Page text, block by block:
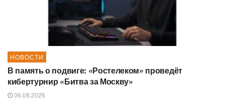
НОВОСТИ
В память о подвиге: «Ростелеком» проведёт
кибертурнир «Битва за Москву»
06.08.2026